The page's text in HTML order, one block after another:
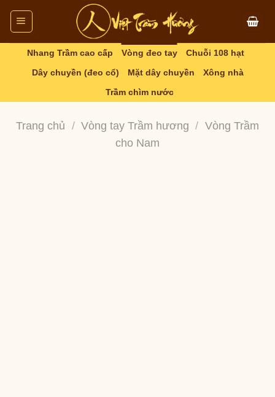
Skip
content
Nhang Trầm cao cấp Vòng đeo tay
Chuỗi 108 hạt
Dây chuyền (đeo cổ)
Mặt dây chuyền
Xông nhà
Trầm chìm nước
Trang chủ / Vòng tay Trầm hương / Vòng Trầm
cho Nam